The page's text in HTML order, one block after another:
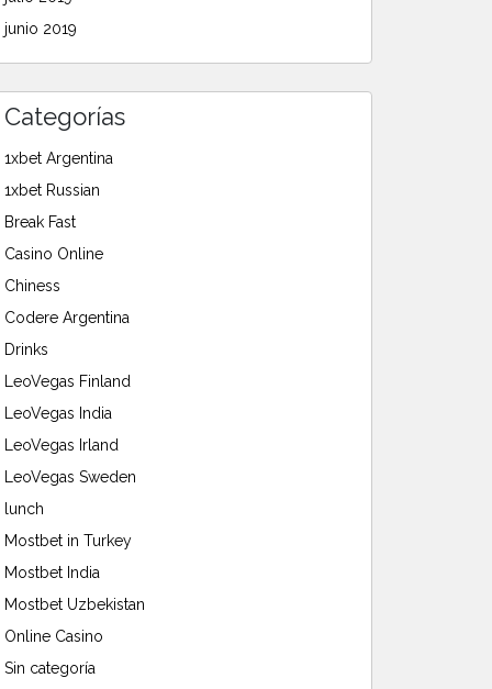
junio 2019
Categorías
1xbet Argentina
1xbet Russian
Break Fast
Casino Online
Chiness
Codere Argentina
Drinks
LeoVegas Finland
LeoVegas India
LeoVegas Irland
LeoVegas Sweden
lunch
Mostbet in Turkey
Mostbet India
Mostbet Uzbekistan
Online Casino
Sin categoría